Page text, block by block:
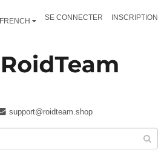
FRENCH SE CONNECTER INSCRIPTION
support@roidteam.shop